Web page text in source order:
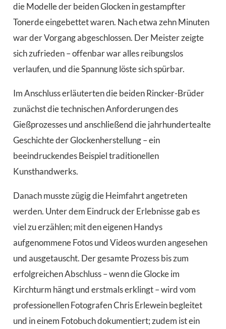
die Modelle der beiden Glocken in gestampfter
Tonerde eingebettet waren. Nach etwa zehn Minuten
war der Vorgang abgeschlossen. Der Meister zeigte
sich zufrieden – offenbar war alles reibungslos
verlaufen, und die Spannung löste sich spürbar.
Im Anschluss erläuterten die beiden Rincker-Brüder
zunächst die technischen Anforderungen des
Gießprozesses und anschließend die jahrhundertealte
Geschichte der Glockenherstellung – ein
beeindruckendes Beispiel traditionellen
Kunsthandwerks.
Danach musste zügig die Heimfahrt angetreten
werden. Unter dem Eindruck der Erlebnisse gab es
viel zu erzählen; mit den eigenen Handys
aufgenommene Fotos und Videos wurden angesehen
und ausgetauscht. Der gesamte Prozess bis zum
erfolgreichen Abschluss – wenn die Glocke im
Kirchturm hängt und erstmals erklingt – wird vom
professionellen Fotografen Chris Erlewein begleitet
und in einem Fotobuch dokumentiert; zudem ist ein